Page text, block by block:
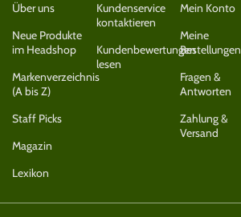
Über uns
Neue Produkte
im Headshop
Markenverzeichnis
(A bis Z)
Staff Picks
Magazin
Lexikon
Kundenservice
kontaktieren
Kundenbewertungen
lesen
Mein Konto
Meine
Bestellungen
Fragen &
Antworten
Zahlung &
Versand